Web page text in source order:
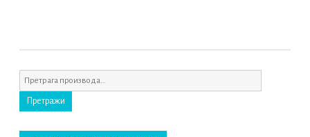
за:
Претражи